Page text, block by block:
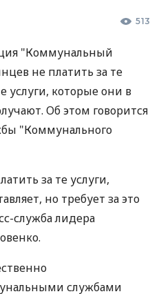
513
"Коммунальный
не платить за те
которые они в
Об этом говорится
"Коммунального
за те услуги,
но требует за это
служба лидера
службами